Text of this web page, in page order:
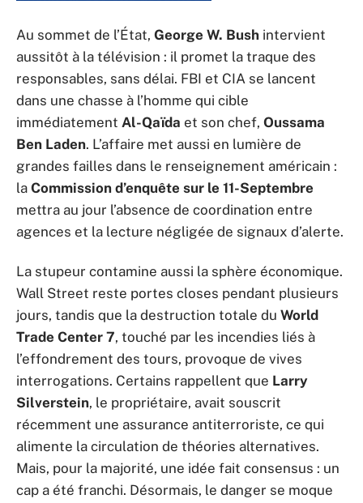
Au sommet de l’État, George W. Bush intervient
aussitôt à la télévision : il promet la traque des
responsables, sans délai. FBI et CIA se lancent
dans une chasse à l’homme qui cible
immédiatement Al-Qaïda et son chef, Oussama
Ben Laden. L’affaire met aussi en lumière de
grandes failles dans le renseignement américain :
la Commission d’enquête sur le 11-Septembre
mettra au jour l’absence de coordination entre
agences et la lecture négligée de signaux d’alerte.
La stupeur contamine aussi la sphère économique.
Wall Street reste portes closes pendant plusieurs
jours, tandis que la destruction totale du World
Trade Center 7, touché par les incendies liés à
l’effondrement des tours, provoque de vives
interrogations. Certains rappellent que Larry
Silverstein, le propriétaire, avait souscrit
récemment une assurance antiterroriste, ce qui
alimente la circulation de théories alternatives.
Mais, pour la majorité, une idée fait consensus : un
cap a été franchi. Désormais, le danger se moque